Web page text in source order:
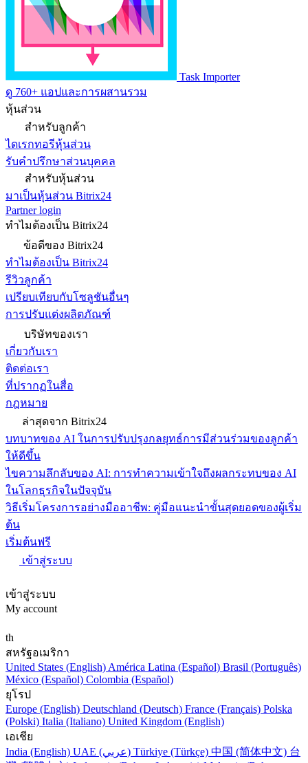
Task Importer
ดู 760+ แอปและการผสานรวม
หุ้นส่วน
สำหรับลูกค้า
ไดเรกทอรีหุ้นส่วน
รับคำปรึกษาส่วนบุคคล
สำหรับหุ้นส่วน
มาเป็นหุ้นส่วน Bitrix24
Partner login
ทำไมต้องเป็น Bitrix24
ข้อดีของ Bitrix24
ทำไมต้องเป็น Bitrix24
รีวิวลูกค้า
เปรียบเทียบกับโซลูชันอื่นๆ
การปรับแต่งผลิตภัณฑ์
บริษัทของเรา
เกี่ยวกับเรา
ติดต่อเรา
ที่ปรากฏในสื่อ
กฎหมาย
ล่าสุดจาก Bitrix24
บทบาทของ AI ในการปรับปรุงกลยุทธ์การมีส่วนร่วมของลูกค้า
ให้ดีขึ้น
ไขความลึกลับของ AI: การทำความเข้าใจถึงผลกระทบของ AI
ในโลกธุรกิจในปัจจุบัน
วิธีเริ่มโครงการอย่างมืออาชีพ: คู่มือแนะนำขั้นสุดยอดของผู้เริ่ม
ต้น
เริ่มต้นฟรี
เข้าสู่ระบบ
เข้าสู่ระบบ
My account
th
สหรัฐอเมริกา
United States (English) América Latina (Español) Brasil (Português)
México (Español) Colombia (Español)
ยุโรป
Europe (English) Deutschland (Deutsch) France (Français) Polska
(Polski) Italia (Italiano) United Kingdom (English)
เอเชีย
India (English)
UAE (عربي) Türkiye (Türkçe) 中国 (简体中文) 台